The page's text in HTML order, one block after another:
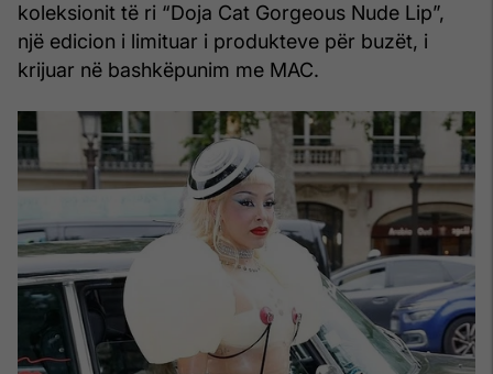
koleksionit të ri “Doja Cat Gorgeous Nude Lip”,
një edicion i limituar i produkteve për buzët, i
krijuar në bashkëpunim me MAC.